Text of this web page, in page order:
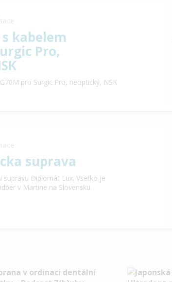
kabelem
Pro,
pro Surgic Pro, neoptický, NSK
suprava
Diplomat Lux. Vsetko je
v Martine na Slovensku.